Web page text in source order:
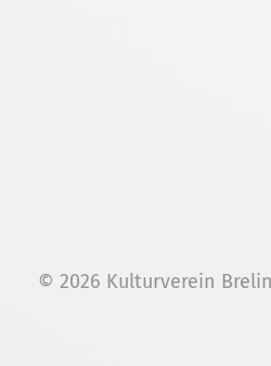
© 2026 Kulturverein